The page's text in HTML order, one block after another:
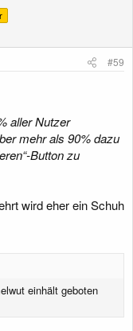
#59
aller Nutzer
mehr als 90% dazu
Button zu
wird eher ein Schuh
einhält geboten